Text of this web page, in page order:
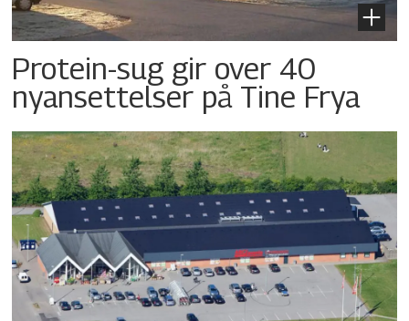
Protein-sug gir over 40
nyansettelser på Tine Frya